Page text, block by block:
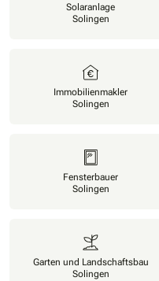
Solaranlage
Solingen
Immobilienmakler
Solingen
Fensterbauer
Solingen
Garten und Landschaftsbau
Solingen